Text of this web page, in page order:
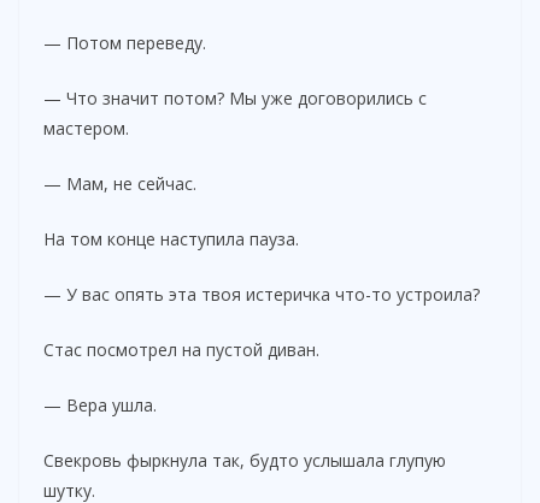
— Потом переведу.
— Что значит потом? Мы уже договорились с
мастером.
— Мам, не сейчас.
На том конце наступила пауза.
— У вас опять эта твоя истеричка что-то устроила?
Стас посмотрел на пустой диван.
— Вера ушла.
Свекровь фыркнула так, будто услышала глупую
шутку.